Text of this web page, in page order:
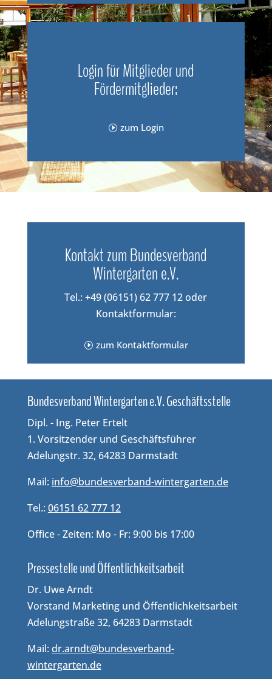
Login für Mitglieder und
Fördermitglieder:
zum Login
Kontakt zum Bundesverband
Wintergarten e.V.
Tel.: +49 (06151) 62 777 12 oder
Kontaktformular:
zum Kontaktformular
Bun­des­ver­band Win­ter­gar­ten e.V. Geschäftsstelle
Dipl. - Ing. Peter Ertelt
1. Vorsitzender und Geschäftsführer
Adelungstr. 32, 64283 Darmstadt
Mail: info@bundesverband-wintergarten.de
Tel.: 06151 62 777 12
Office - Zeiten: Mo - Fr: 9:00 bis 17:00
Pressestelle und Öffentlichkeitsarbeit
Dr. Uwe Arndt
Vorstand Marketing und Öffentlichkeitsarbeit
Adelungstraße 32, 64283 Darmstadt
Mail: dr.arndt@bundesverband-
wintergarten.de